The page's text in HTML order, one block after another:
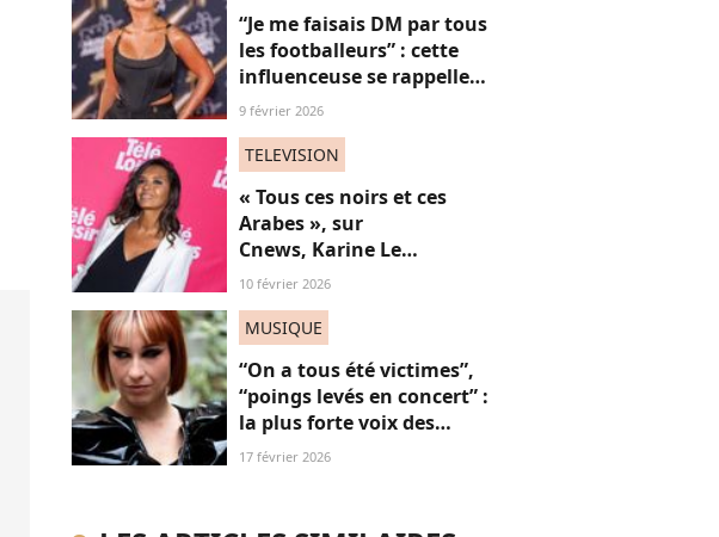
“Je me faisais DM par tous
les footballeurs” : cette
influenceuse se rappelle
l’hypersexualisation
14 ans
9 février 2026
TELEVISION
« Tous ces noirs et ces
Arabes », sur
Cnews, Karine Le
Marchand livre une
souffle fort)
10 février 2026
MUSIQUE
“On a tous été victimes”,
“poings levés en concert” :
la plus forte voix des
Victoires de la Musique
17 février 2026